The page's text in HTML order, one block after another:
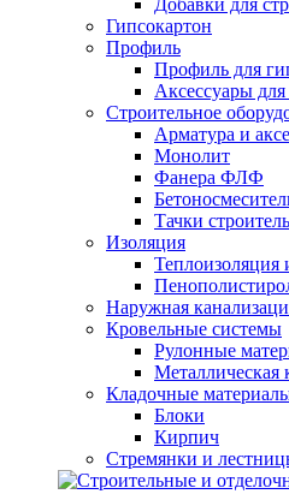
Гипсокартон
Профиль
Профиль для
Аксессуары для
Строительное
Арматура и
Монолит
Фанера ФЛФ
Тачки
Изоляция
Теплоизоляция
Наружная
Кровельные системы
Рулонные
Металлическая
Кладочные
Блоки
Кирпич
Стремянки и